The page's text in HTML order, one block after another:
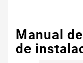
Manual
de